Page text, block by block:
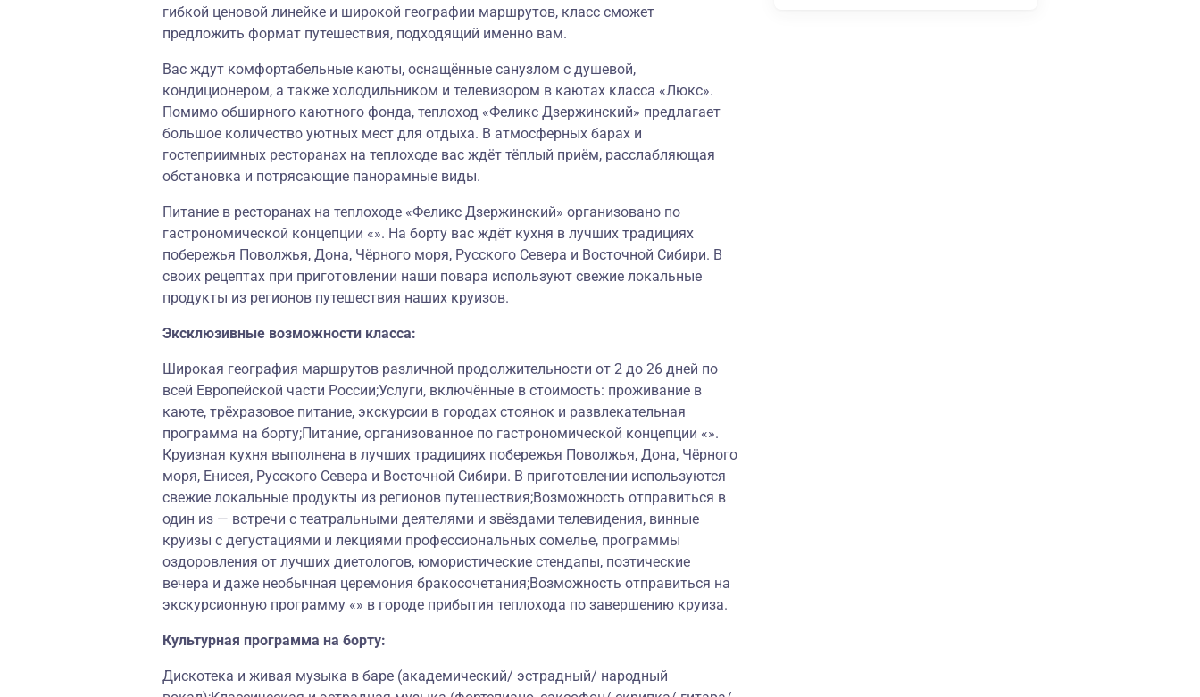
гибкой ценовой линейке и широкой географии маршрутов, класс сможет
предложить формат путешествия, подходящий именно вам.
Вас ждут комфортабельные каюты, оснащённые санузлом с душевой,
кондиционером, а также холодильником и телевизором в каютах класса «Люкс».
Помимо обширного каютного фонда, теплоход «Феликс Дзержинский» предлагает
большое количество уютных мест для отдыха. В атмосферных барах и
гостеприимных ресторанах на теплоходе вас ждёт тёплый приём, расслабляющая
обстановка и потрясающие панорамные виды.
Питание в ресторанах на теплоходе «Феликс Дзержинский» организовано по
гастрономической концепции «». На борту вас ждёт кухня в лучших традициях
побережья Поволжья, Дона, Чёрного моря, Русского Севера и Восточной Сибири. В
своих рецептах при приготовлении наши повара используют свежие локальные
продукты из регионов путешествия наших круизов.
Эксклюзивные возможности класса:
Широкая география маршрутов различной продолжительности от 2 до 26 дней по
всей Европейской части России;Услуги, включённые в стоимость: проживание в
каюте, трёхразовое питание, экскурсии в городах стоянок и развлекательная
программа на борту;Питание, организованное по гастрономической концепции «».
Круизная кухня выполнена в лучших традициях побережья Поволжья, Дона, Чёрного
моря, Енисея, Русского Севера и Восточной Сибири. В приготовлении используются
свежие локальные продукты из регионов путешествия;Возможность отправиться в
один из — встречи с театральными деятелями и звёздами телевидения, винные
круизы с дегустациями и лекциями профессиональных сомелье, программы
оздоровления от лучших диетологов, юмористические стендапы, поэтические
вечера и даже необычная церемония бракосочетания;Возможность отправиться на
экскурсионную программу «» в городе прибытия теплохода по завершению круиза.
Культурная программа на борту:
Дискотека и живая музыка в баре (академический/ эстрадный/ народный